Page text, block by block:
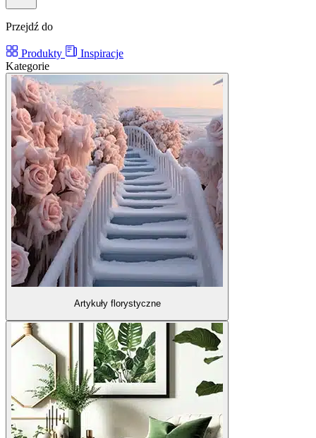
Przejdź do
Produkty
Inspiracje
Kategorie
Artykuły florystyczne